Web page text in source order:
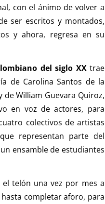
con el ánimo de volver a
ser escritos y montados,
y ahora, regresa en su
del siglo XX trae
de Carolina Santos de la
de William Guevara Quiroz,
en voz de actores, para
colectivos de artistas
representan parte del
ensamble de estudiantes
el telón una vez por mes a
hasta completar aforo, para